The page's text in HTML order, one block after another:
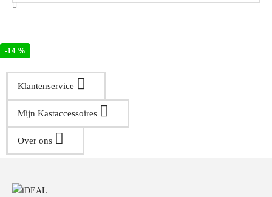
-14 %
Klantenservice
Mijn Kastaccessoires
Over ons